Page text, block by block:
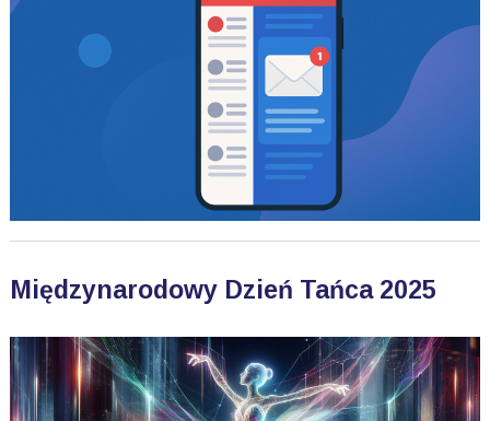
Międzynarodowy Dzień Tańca 2025